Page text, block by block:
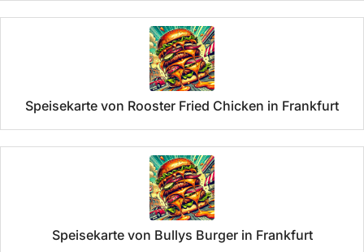
Speisekarte von Rooster Fried Chicken in Frankfurt
Speisekarte von Bullys Burger in Frankfurt